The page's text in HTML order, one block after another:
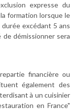
expresse du
formation lorsque le
excédant 5 ans
démissionner sera
financière ou
également des
à un cuisinier
en France"